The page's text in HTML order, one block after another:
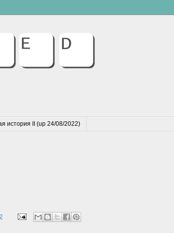
история II (up 24/08/2022)